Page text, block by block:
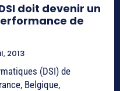
doit devenir un
de
2013
(DSI) de
Belgique,